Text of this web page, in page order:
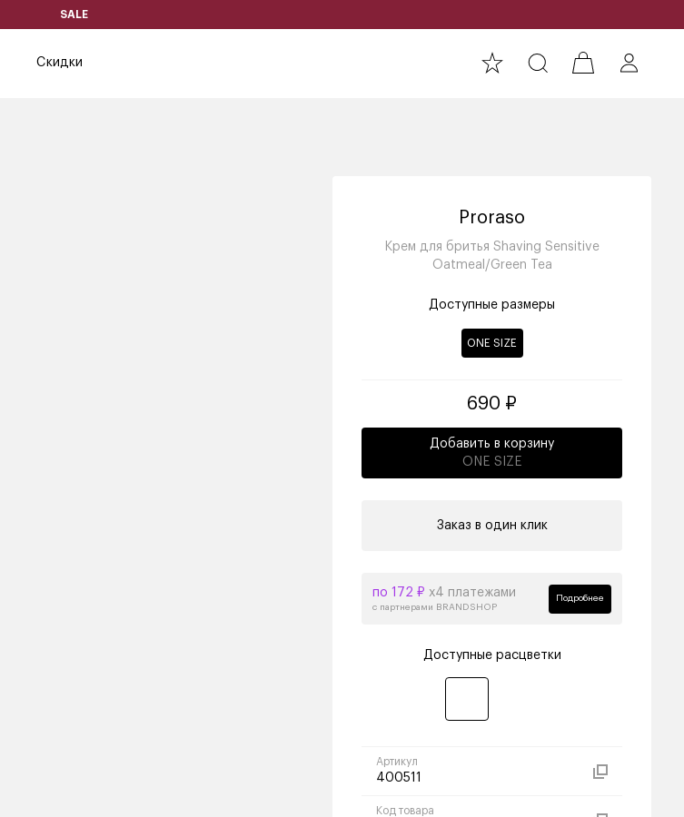
SALE
Скидки
Proraso
Крем для бритья Shaving Sensitive
Oatmeal/Green Tea
Доступные размеры
ONE SIZE
690 ₽
Добавить в корзину
ONE SIZE
Заказ в один клик
по 172 ₽ х4 платежами
с партнерами BRANDSHOP
Подробнее
Доступные расцветки
Артикул
400511
Код товара